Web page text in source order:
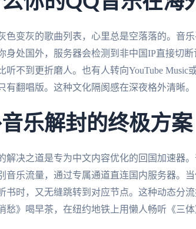
色变灰的歌曲列表，心里总是空落落的。音
身处国外，服务器会检测到非中国IP直接切
听不到更折磨人。也有人转向YouTube
有翻唱版。这种文化隔阂感在深夜格外清晰。
乐解封的终极方案
解决之道是专为中文内容优化的回国加速器
音乐流量，通过专属通道直连国内服务器。
书时，又无缝跳转到对应节点。这种动态分
愁》喝早茶，在纽约地铁上用懒人畅听《三